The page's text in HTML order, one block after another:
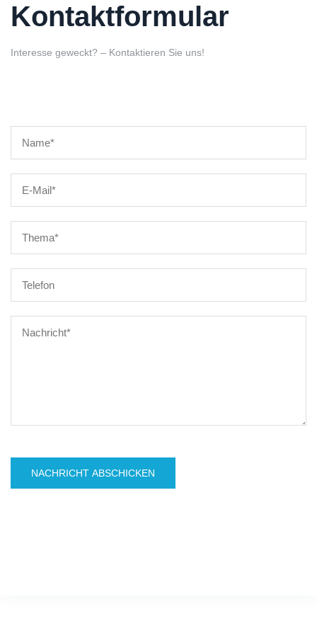
Kontaktformular
Interesse geweckt? – Kontaktieren Sie uns!